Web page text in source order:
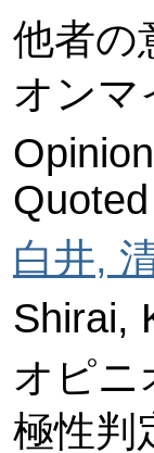
他者の
オンマ
白井,
Shirai,
オピニ
極性判